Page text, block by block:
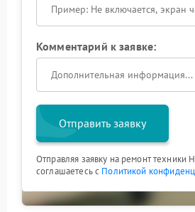
Комментарий к заявке:
Отправить заявку
Отправляя заявку на ремонт техники
соглашаетесь с Политикой